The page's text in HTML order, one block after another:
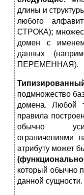
длины и
любого
СТРОКА);
домен с
данных
ПЕРЕМЕННАЯ).
подмножество
домена. Любой
правила
обычно
ограничениями
атрибуту может
который обычно
данной сущности.